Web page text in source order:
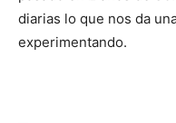
diarias lo que nos da
experimentando.